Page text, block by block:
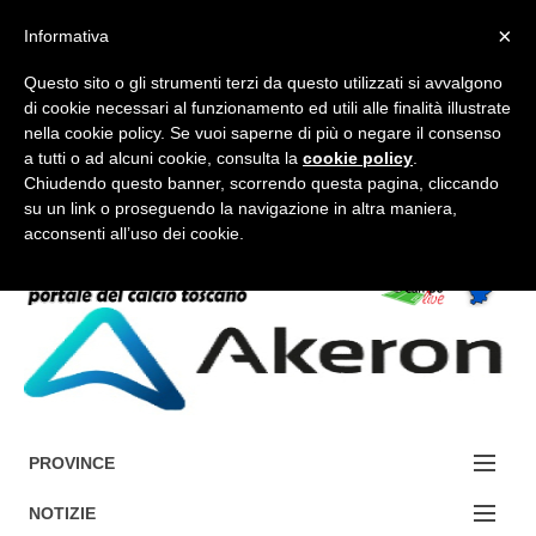
FORUM-ACCEDI
Accedi / Registrati
PROVINCE
EDIZIONE:
NOTIZIE
×
Informativa
Questo sito o gli strumenti terzi da questo utilizzati si avvalgono
di cookie necessari al funzionamento ed utili alle finalità illustrate
nella cookie policy. Se vuoi saperne di più o negare il consenso
a tutti o ad alcuni cookie, consulta la cookie policy
Chiudendo questo banner, scorrendo questa pagina, cliccando
su un link o proseguendo la navigazione in altra maniera,
acconsenti all’uso dei cookie.